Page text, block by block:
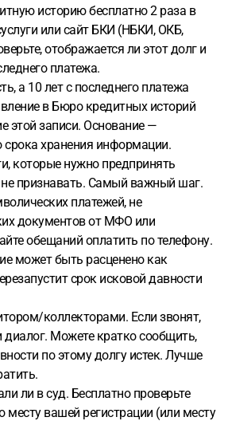
историю бесплатно 2 раза в
или сайт БКИ (НБКИ, ОКБ,
отображается ли этот долг и
платежа.
а 10 лет с последнего платежа
в Бюро кредитных историй
этой записи. Основание —
срока хранения информации.
которые нужно предпринять
не признавать. Самый важный шаг.
платежей, не
документов от МФО или
обещаний оплатить по телефону.
может быть расценено как
срок исковой давности
коллекторами. Если звонят,
диалог. Можете кратко сообщить,
по этому долгу истек. Лучше
ли в суд. Бесплатно проверьте
месту вашей регистрации (или месту